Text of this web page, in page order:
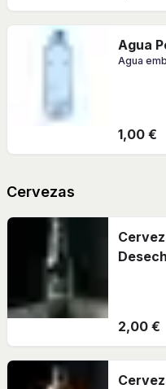
Agua
Agua
1,00 €
Cervezas
2,00 €